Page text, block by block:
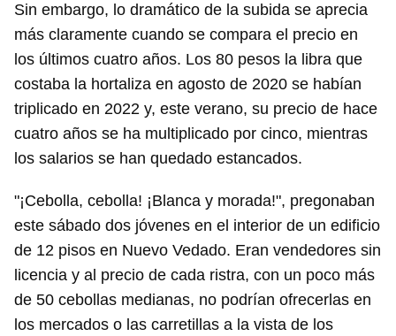
Sin embargo, lo dramático de la subida se aprecia
más claramente cuando se compara el precio en
los últimos cuatro años. Los 80 pesos la libra que
costaba la hortaliza en agosto de 2020 se habían
triplicado en 2022 y, este verano, su precio de hace
cuatro años se ha multiplicado por cinco, mientras
los salarios se han quedado estancados.
"¡Cebolla, cebolla! ¡Blanca y morada!", pregonaban
este sábado dos jóvenes en el interior de un edificio
de 12 pisos en Nuevo Vedado. Eran vendedores sin
licencia y al precio de cada ristra, con un poco más
de 50 cebollas medianas, no podrían ofrecerlas en
los mercados o las carretillas a la vista de los